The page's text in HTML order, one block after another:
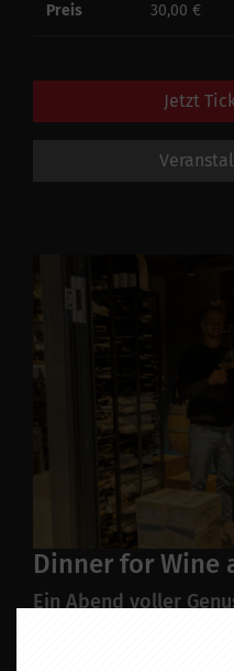
Preis 30,00 €
Jetzt
Dinner for Wine
Ein Abend voller